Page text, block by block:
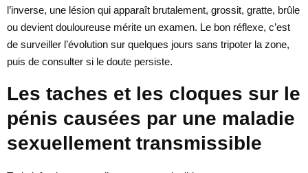
l’inverse, une lésion qui apparaît brutalement, grossit, gratte, brûle
ou devient douloureuse mérite un examen. Le bon réflexe, c’est
de surveiller l’évolution sur quelques jours sans tripoter la zone,
puis de consulter si le doute persiste.
Les taches et les cloques sur le
pénis causées par une maladie
sexuellement transmissible